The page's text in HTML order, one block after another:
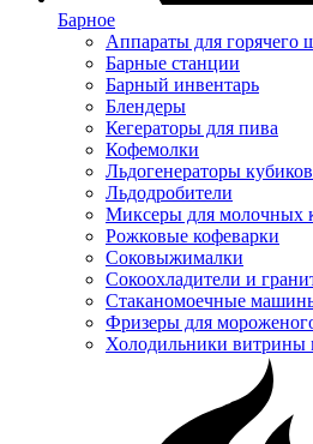
Барное
Аппараты для горячего
Барные станции
Барный инвентарь
Блендеры
Кегераторы для пива
Кофемолки
Льдогенераторы
Льдодробители
Миксеры для молочных
Рожковые кофеварки
Соковыжималки
Сокоохладители и
Стаканомоечные
Фризеры для
Холодильники витрины